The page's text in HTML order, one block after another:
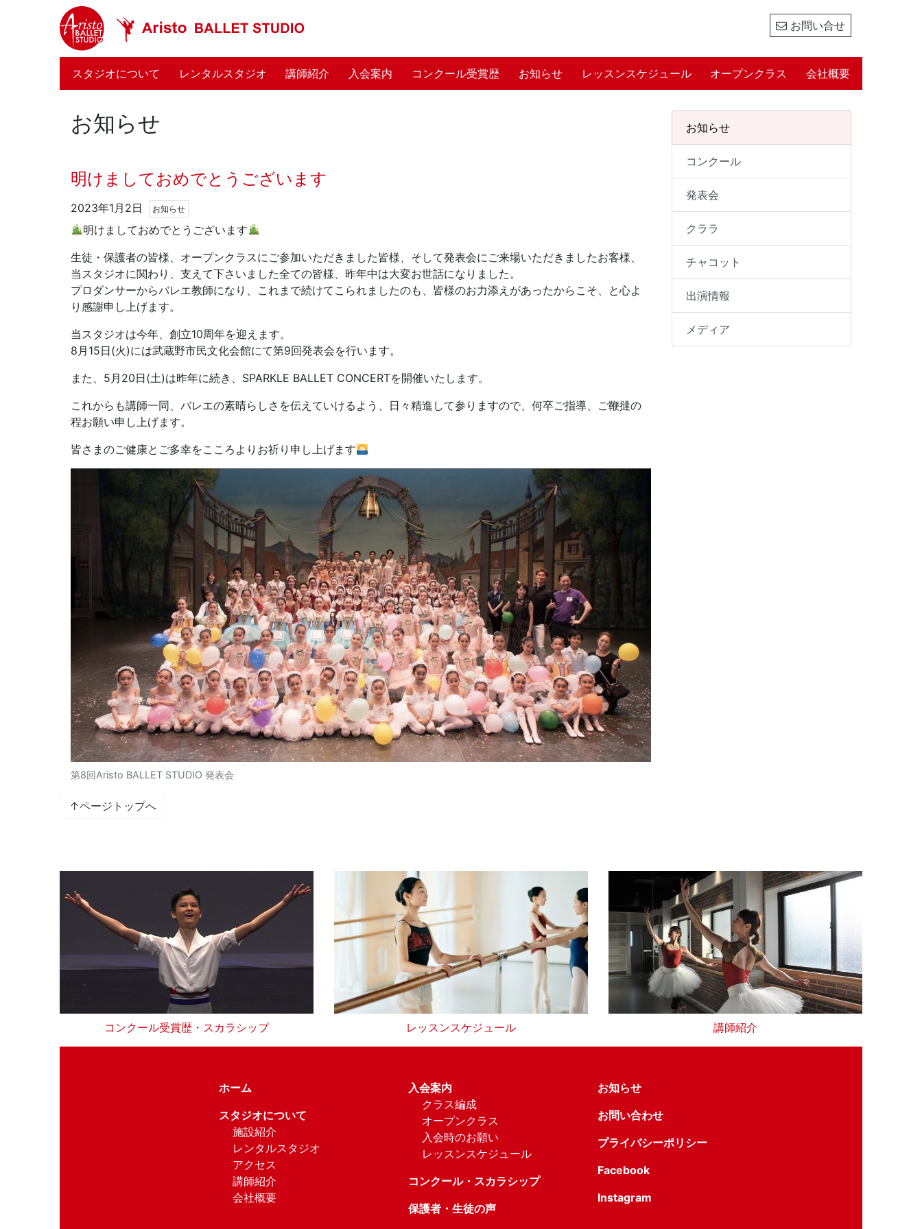
お問い合せ
スタジオについて (current)
レンタルスタジオ 講師紹介 入会案内 コンクール受賞歴 お知らせ レッスンスケジュール オープンクラス 会社概要
お知らせ
明けましておめでとうございます
2023年1月2日 お知らせ
明けましておめでとうございます
生徒・保護者の皆様、オープンクラスにご参加いただきました皆様、そして発表会にご来場いただきましたお客様、
当スタジオに関わり、支えて下さいました全ての皆様、昨年中は大変お世話になりました。
プロダンサーからバレエ教師になり、これまで続けてこられましたのも、皆様のお力添えがあったからこそ、と心よ
り感謝申し上げます。
当スタジオは今年、創立10周年を迎えます。
8月15日(火)には武蔵野市民文化会館にて第9回発表会を行います。
また、5月20日(土)は昨年に続き、SPARKLE BALLET CONCERTを開催いたします。
これからも講師一同、バレエの素晴らしさを伝えていけるよう、日々精進して参りますので、何卒ご指導、ご鞭撻の
程お願い申し上げます。
皆さまのご健康とご多幸をこころよりお祈り申し上げます
第8回Aristo BALLET STUDIO 発表会
お知らせ
コンクール
発表会
クララ
チャコット
出演情報
メディア
↑ページトップへ
コンクール受賞歴・スカラシップ レッスンスケジュール 講師紹介
ホーム
スタジオについて
施設紹介
レンタルスタジオ
アクセス
講師紹介
会社概要
入会案内
クラス編成
オープンクラス
入会時のお願い
レッスンスケジュール
コンクール・スカラシップ
保護者・生徒の声
お知らせ
お問い合わせ
プライバシーポリシー
Facebook
Instagram